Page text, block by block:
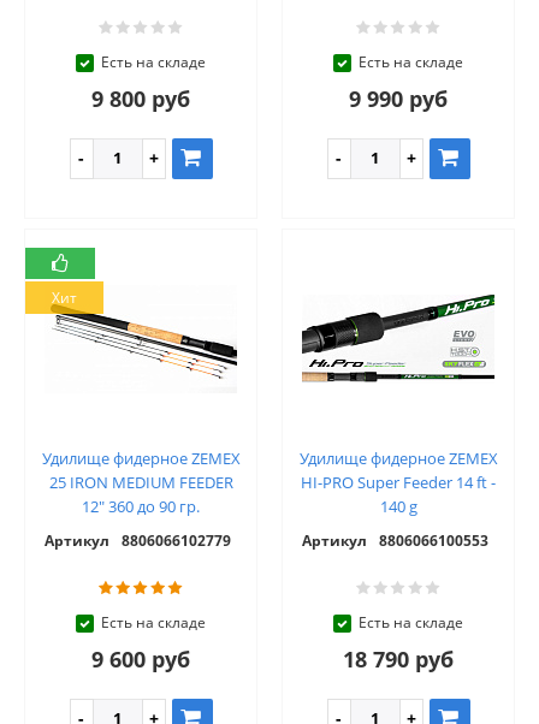
Есть на складе
9 800 руб
Есть на складе
9 990 руб
Хит
Удилище фидерное ZEMEX
25 IRON MEDIUM FEEDER
12" 360 до 90 гр.
Артикул 8806066102779
Есть на складе
9 600 руб
Удилище фидерное ZEMEX
HI-PRO Super Feeder 14 ft -
140 g
Артикул 8806066100553
Есть на складе
18 790 руб